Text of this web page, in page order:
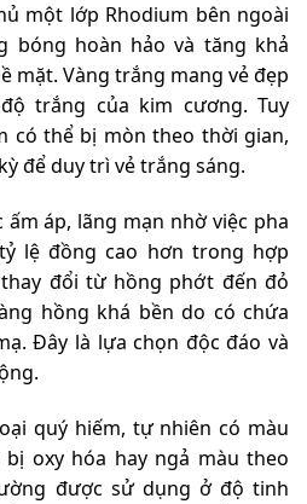
một lớp Rhodium bên ngoài
bóng hoàn hảo và tăng khả
mặt. Vàng trắng mang vẻ đẹp
trắng của kim cương. Tuy
có thể bị mòn theo thời gian,
để duy trì vẻ trắng sáng.
ấm áp, lãng mạn nhờ việc pha
lệ đồng cao hơn trong hợp
đổi từ hồng phớt đến đỏ
hồng khá bền do có chứa
Đây là lựa chọn độc đáo và
quý hiếm, tự nhiên có màu
oxy hóa hay ngả màu theo
được sử dụng ở độ tinh